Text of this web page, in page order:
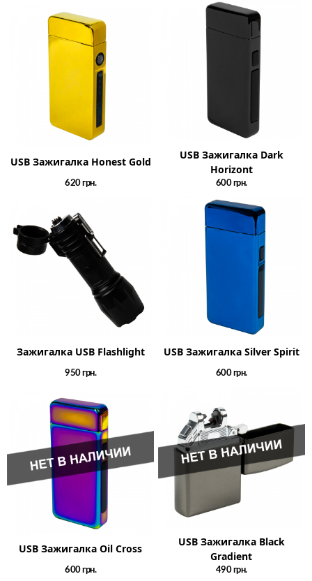
USB Зажигалка Honest Gold
620грн.
USB Зажигалка Dark
Horizont
600грн.
Зажигалка USB Flashlight
950грн.
USB Зажигалка Silver Spirit
600грн.
USB Зажигалка Oil Cross
600грн.
USB Зажигалка Black
Gradient
490грн.